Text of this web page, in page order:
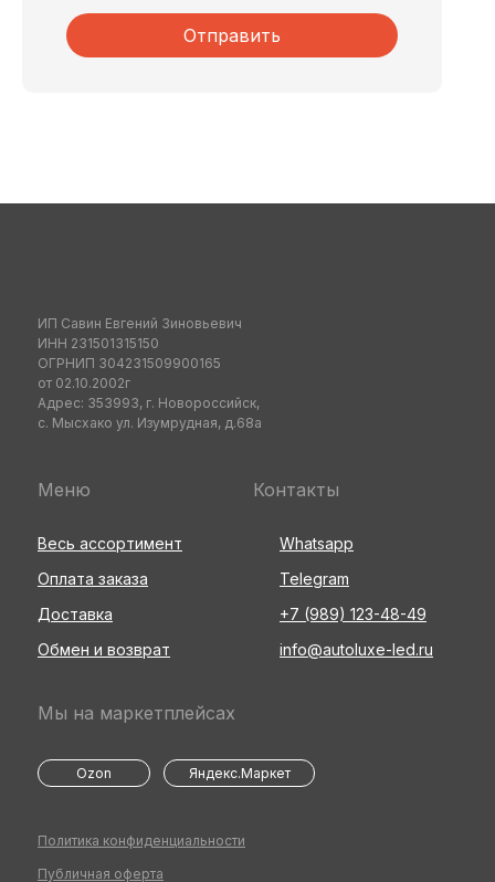
Отправить
ИП Савин Евгений Зиновьевич
ИНН 231501315150
ОГРНИП 304231509900165
от 02.10.2002г
Адрес: 353993, г. Новороссийск,
с. Мысхако ул. Изумрудная, д.68а
Политика конфиденциальности
Публичная оферта
Обмен и возврат
Доставка
Оплата заказа
info@autoluxe-led.ru
Меню
Мы на маркетплейсах
Контакты
+7 (989) 123-48-49
Telegram
Весь ассортимент Whatsapp
Ozon Яндекс.Маркет